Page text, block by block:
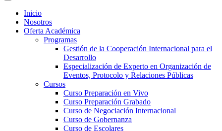
Inicio
Nosotros
Oferta Académica
Programas
Gestión de la Cooperación Internacional para el
Desarrollo
Especialización de Experto en Organización de
Eventos, Protocolo y Relaciones Públicas
Cursos
Curso Preparación en Vivo
Curso Preparación Grabado
Curso de Negociación Internacional
Curso de Gobernanza
Curso de Escolares